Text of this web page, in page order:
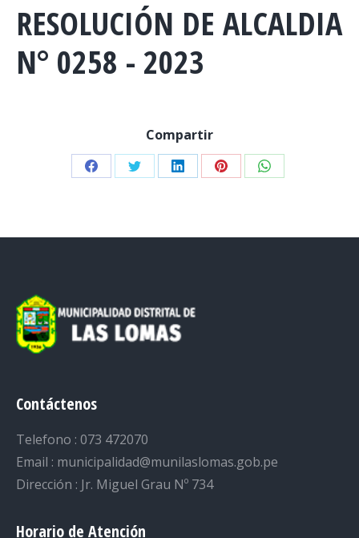
RESOLUCIÓN DE ALCALDIA
N° 0258 - 2023
Compartir
Share Share Share Share Share
Contáctenos
Telefono : 073 472070
Email : municipalidad@munilaslomas.gob.pe
Dirección : Jr. Miguel Grau Nº 734
Horario de Atención